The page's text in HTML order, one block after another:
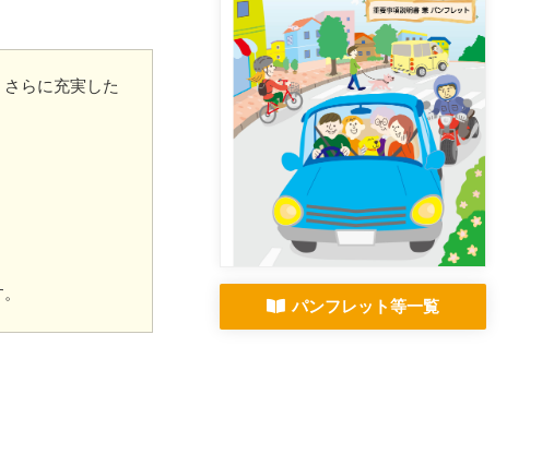
らに充実した
パンフレット等一覧